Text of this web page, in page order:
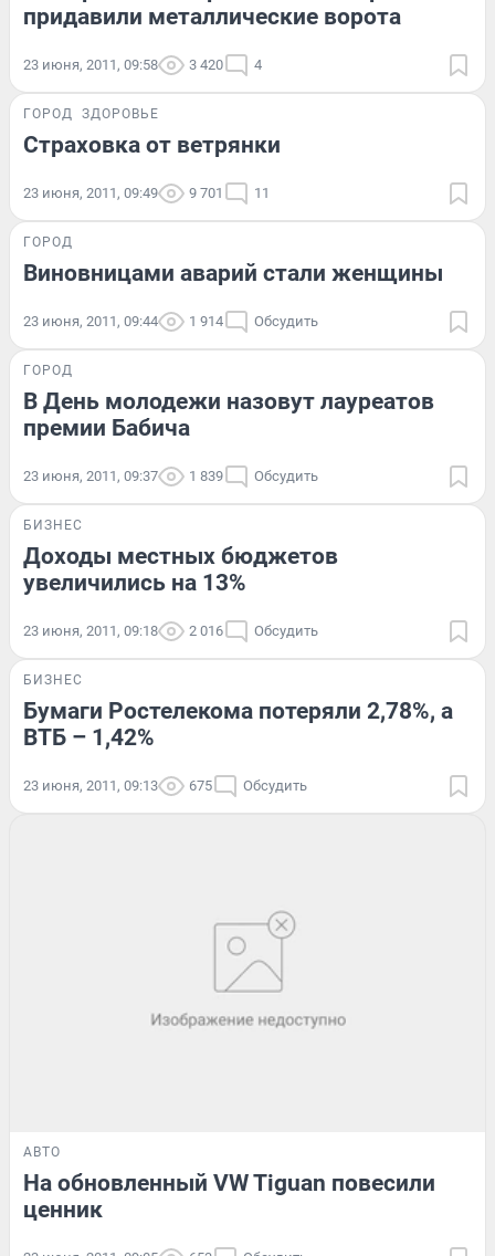
придавили металлические ворота
23 июня, 2011, 09:58 3 420 4
ГОРОД ЗДОРОВЬЕ
Страховка от ветрянки
23 июня, 2011, 09:49 9 701 11
ГОРОД
Виновницами аварий стали женщины
23 июня, 2011, 09:44 1 914 Обсудить
ГОРОД
В День молодежи назовут лауреатов
премии Бабича
23 июня, 2011, 09:37 1 839 Обсудить
БИЗНЕС
Доходы местных бюджетов
увеличились на 13%
23 июня, 2011, 09:18 2 016 Обсудить
БИЗНЕС
Бумаги Ростелекома потеряли 2,78%, а
ВТБ – 1,42%
23 июня, 2011, 09:13 675 Обсудить
АВТО
На обновленный VW Tiguan повесили
ценник